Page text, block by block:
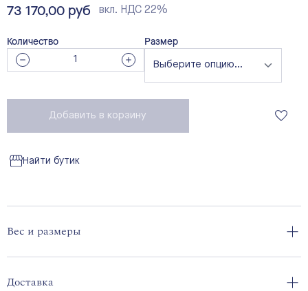
73 170,00 руб вкл. НДС 22%
Количество Размер
Добавить в корзину
Найти бутик
Вес и размеры
Доставка